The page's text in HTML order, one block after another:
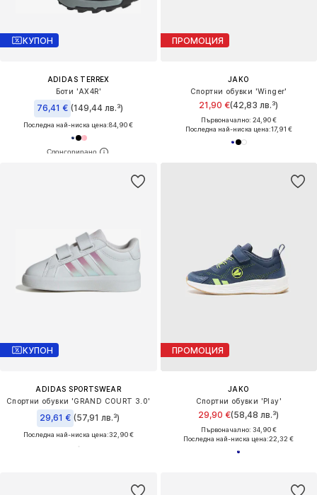
КУПОН
ADIDAS TERREX
Боти 'AX4R'
76,41 € (149,44 лв.³)
Последна най-ниска цена:84,90 €
ПРОМОЦИЯ
JAKO
Спортни обувки 'Winger'
21,90 €(42,83 лв.³)
Първоначално: 24,90 €
Последна най-ниска цена:17,91 €
КУПОН
ADIDAS SPORTSWEAR
Спортни обувки 'GRAND COURT 3.0'
29,61 € (57,91 лв.³)
Последна най-ниска цена:32,90 €
ПРОМОЦИЯ
JAKO
Спортни обувки 'Play'
29,90 €(58,48 лв.³)
Първоначално: 34,90 €
Последна най-ниска цена:22,32 €